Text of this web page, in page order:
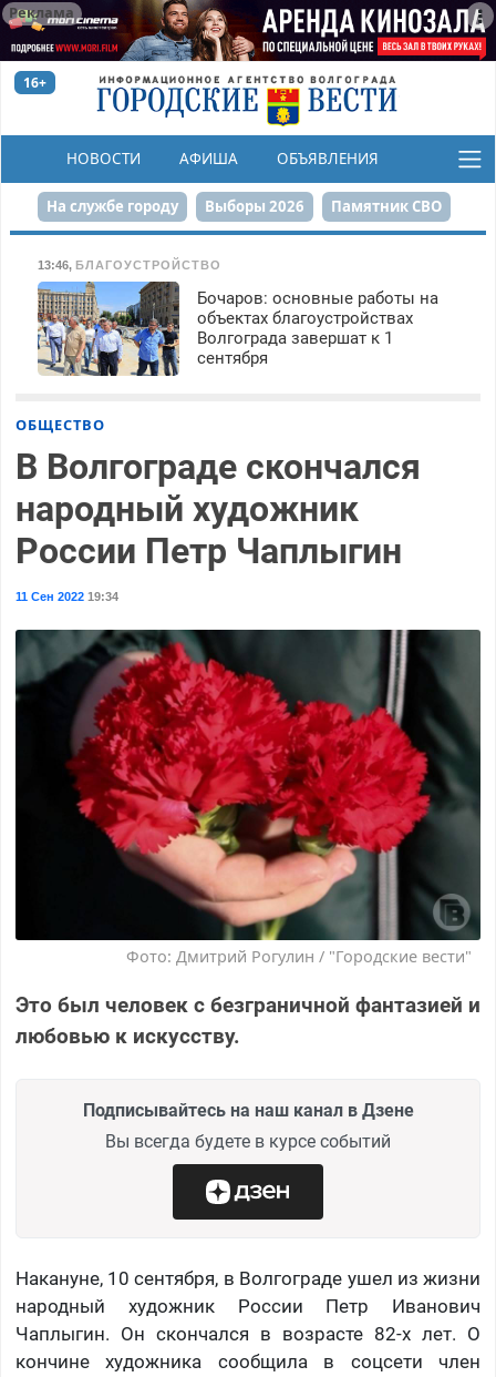
Реклама
16+
НОВОСТИ АФИША ОБЪЯВЛЕНИЯ
КОНКУРСЫ
На службе городу Выборы 2026 Памятник СВО
Сталинград в сердце
Набережная День Победы Реконструкция ЦПКиО
80-летие Победы Парк Героев-летчиков
13:46, БЛАГОУСТРОЙСТВО
Бочаров: основные работы на
объектах благоустройствах
Волгограда завершат к 1
сентября
ОБЩЕСТВО
В Волгограде скончался
народный художник
России Петр Чаплыгин
11 Сен 202219:34
Фото: Дмитрий Рогулин / "Городские вести"
Это был человек с безграничной фантазией и
любовью к искусству.
Подписывайтесь на наш канал в Дзене
Вы всегда будете в курсе событий
Накануне, 10 сентября, в Волгограде ушел из жизни
народный художник России Петр Иванович
Чаплыгин. Он скончался в возрасте 82-х лет. О
кончине художника сообщила в соцсети член